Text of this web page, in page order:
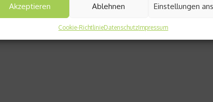
Akzeptieren Ablehnen Einstellungen
Cookie-RichtlinieDatenschutzImpressum